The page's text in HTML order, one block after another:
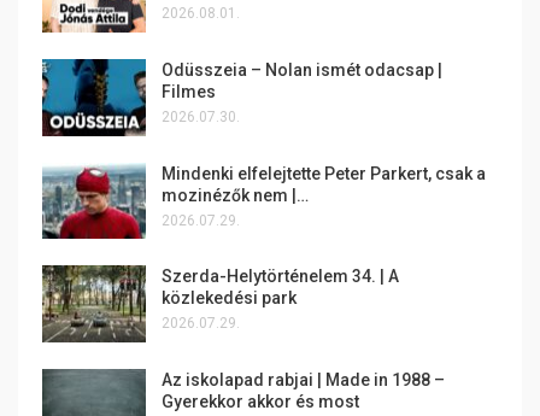
2026.08.01.
Odüsszeia – Nolan ismét odacsap |
Filmes
2026.07.30.
Mindenki elfelejtette Peter Parkert, csak a
mozinézők nem |…
2026.07.29.
Szerda-Helytörténelem 34. | A
közlekedési park
2026.07.29.
Az iskolapad rabjai | Made in 1988 –
Gyerekkor akkor és most